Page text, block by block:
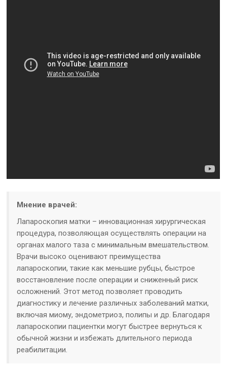
Мнение врачей:
Лапароскопия матки – инновационная хирургическая
процедура, позволяющая осуществлять операции на
органах малого таза с минимальным вмешательством.
Врачи высоко оценивают преимущества
лапароскопии, такие как меньшие рубцы, быстрое
восстановление после операции и сниженный риск
осложнений. Этот метод позволяет проводить
диагностику и лечение различных заболеваний матки,
включая миому, эндометриоз, полипы и др. Благодаря
лапароскопии пациентки могут быстрее вернуться к
обычной жизни и избежать длительного периода
реабилитации.